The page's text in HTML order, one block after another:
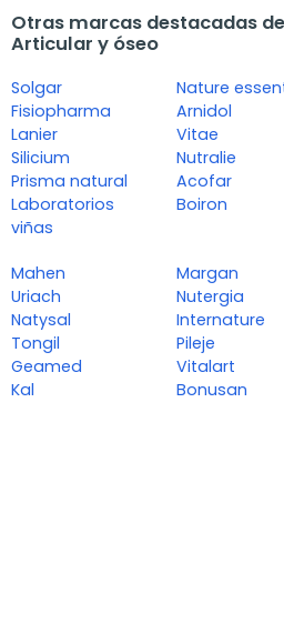
Otras marcas destacadas
Articular y óseo
Solgar
Fisiopharma
Lanier
Silicium
Prisma natural
Laboratorios
viñas
Nature
Arnidol
Vitae
Nutralie
Acofar
Boiron
Mahen
Uriach
Natysal
Tongil
Geamed
Kal
Margan
Nutergia
Internature
Pileje
Vitalart
Bonusan